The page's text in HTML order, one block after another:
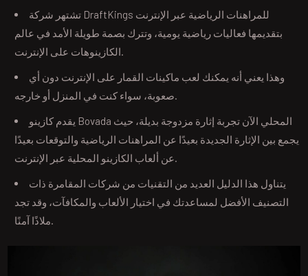
تشتهر شركة DraftKings للمراهنات الرياضية عبر الإنترنت
بتقديمها فعاليات رياضية يومية، وتترك بصمة طويلة الأمد في عالم
الكازينوهات على الإنترنت.
وهذا يعني أنه يمكنك لعب ماكينات القمار على الإنترنت دون أي
صعوبة، سواء كنت في المنزل أو خارجه.
يقدم كازينو Bovada المحلي الآن تجربة إثارة مزدوجة بديلة، حيث
يجمع بين الإثارة الجديدة بعيدًا عن المراهنات الرياضية والتوقعات بعيدًا
عن ألعاب الكازينو المحلية عبر الإنترنت.
يتناول هذا الدليل العديد من التقنيات من شركات المقامرة ذات
التصنيف الأفضل لمساعدتك في اختيار الألعاب والمكافآت، وقد تجد
ملاذًا آمنًا.